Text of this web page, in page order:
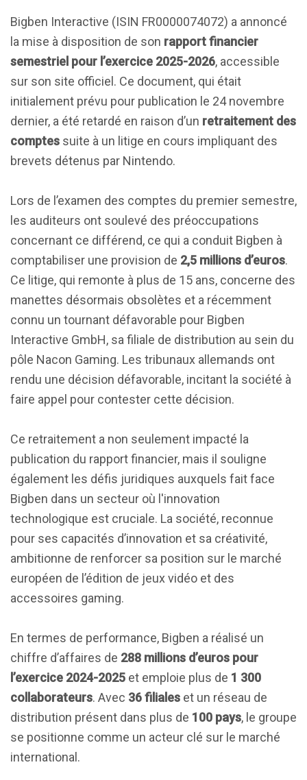
Bigben Interactive (ISIN FR0000074072) a annoncé
la mise à disposition de son rapport financier
semestriel pour l’exercice 2025-2026, accessible
sur son site officiel. Ce document, qui était
initialement prévu pour publication le 24 novembre
dernier, a été retardé en raison d’un retraitement des
comptes suite à un litige en cours impliquant des
brevets détenus par Nintendo.
Lors de l’examen des comptes du premier semestre,
les auditeurs ont soulevé des préoccupations
concernant ce différend, ce qui a conduit Bigben à
comptabiliser une provision de 2,5 millions d’euros.
Ce litige, qui remonte à plus de 15 ans, concerne des
manettes désormais obsolètes et a récemment
connu un tournant défavorable pour Bigben
Interactive GmbH, sa filiale de distribution au sein du
pôle Nacon Gaming. Les tribunaux allemands ont
rendu une décision défavorable, incitant la société à
faire appel pour contester cette décision.
Ce retraitement a non seulement impacté la
publication du rapport financier, mais il souligne
également les défis juridiques auxquels fait face
Bigben dans un secteur où l'innovation
technologique est cruciale. La société, reconnue
pour ses capacités d’innovation et sa créativité,
ambitionne de renforcer sa position sur le marché
européen de l’édition de jeux vidéo et des
accessoires gaming.
En termes de performance, Bigben a réalisé un
chiffre d’affaires de 288 millions d’euros pour
l’exercice 2024-2025 et emploie plus de 1 300
collaborateurs. Avec 36 filiales et un réseau de
distribution présent dans plus de 100 pays, le groupe
se positionne comme un acteur clé sur le marché
international.